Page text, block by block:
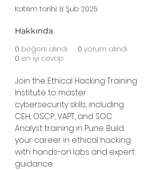
Katılım tarihi: 8 Şub 2025
Hakkında
0 beğeni alındı 0 yorum alındı
0 en iyi cevap
Join the Ethical Hacking Training
Institute to master
cybersecurity skills, including
CEH, OSCP, VAPT, and SOC
Analyst training in Pune. Build
your career in ethical hacking
with hands-on labs and expert
guidance.